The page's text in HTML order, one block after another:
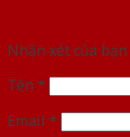
Nhận xét của bạn
Tên *
Email *